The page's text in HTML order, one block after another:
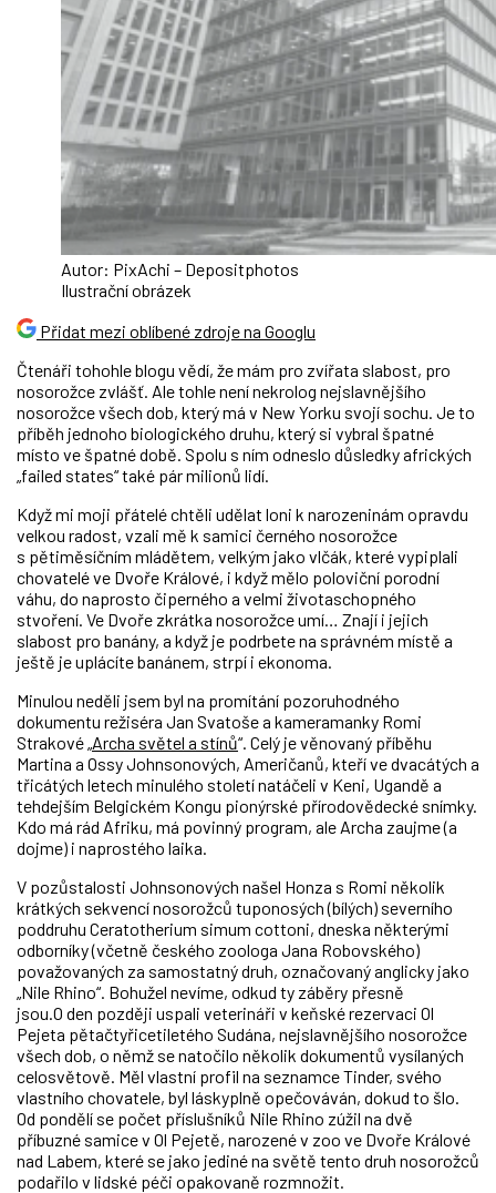
Autor: PixAchi – Depositphotos
Ilustrační obrázek
Přidat mezi oblíbené zdroje na Googlu
Čtenáři tohohle blogu vědí, že mám pro zvířata slabost, pro
nosorožce zvlášť. Ale tohle není nekrolog nejslavnějšího
nosorožce všech dob, který má v New Yorku svojí sochu. Je to
příběh jednoho biologického druhu, který si vybral špatné
místo ve špatné době. Spolu s ním odneslo důsledky afrických
„failed states“ také pár milionů lidí.
Když mi moji přátelé chtěli udělat loni k narozeninám opravdu
velkou radost, vzali mě k samici černého nosorožce
s pětiměsíčním mládětem, velkým jako vlčák, které vypiplali
chovatelé ve Dvoře Králové, i když mělo poloviční porodní
váhu, do naprosto čiperného a velmi životaschopného
stvoření. Ve Dvoře zkrátka nosorožce umí… Znají i jejich
slabost pro banány, a když je podrbete na správném místě a
ještě je uplácíte banánem, strpí i ekonoma.
Minulou neděli jsem byl na promítání pozoruhodného
dokumentu režiséra Jan Svatoše a kameramanky Romi
Strakové „Archa světel a stínů“. Celý je věnovaný příběhu
Martina a Ossy Johnsonových, Američanů, kteří ve dvacátých a
třicátých letech minulého století natáčeli v Keni, Ugandě a
tehdejším Belgickém Kongu pionýrské přírodovědecké snímky.
Kdo má rád Afriku, má povinný program, ale Archa zaujme (a
dojme) i naprostého laika.
V pozůstalosti Johnsonových našel Honza s Romi několik
krátkých sekvencí nosorožců tuponosých (bílých) severního
poddruhu Ceratotherium simum cottoni, dneska některými
odborníky (včetně českého zoologa Jana Robovského)
považovaných za samostatný druh, označovaný anglicky jako
„Nile Rhino“. Bohužel nevíme, odkud ty záběry přesně
jsou.O den později uspali veterináři v keňské rezervaci Ol
Pejeta pětačtyřicetiletého Sudána, nejslavnějšího nosorožce
všech dob, o němž se natočilo několik dokumentů vysílaných
celosvětově. Měl vlastní profil na seznamce Tinder, svého
vlastního chovatele, byl láskyplně opečováván, dokud to šlo.
Od pondělí se počet příslušníků Nile Rhino zúžil na dvě
příbuzné samice v Ol Pejetě, narozené v zoo ve Dvoře Králové
nad Labem, které se jako jediné na světě tento druh nosorožců
podařilo v lidské péči opakovaně rozmnožit.